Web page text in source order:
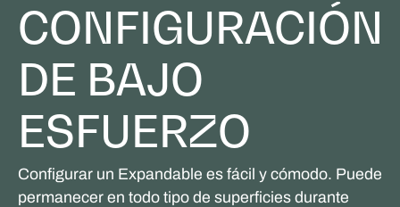
CONFIGURACIÓN
DE BAJO
ESFUERZO
Configurar un Expandable es fácil y cómodo. Puede
permanecer en todo tipo de superficies durante